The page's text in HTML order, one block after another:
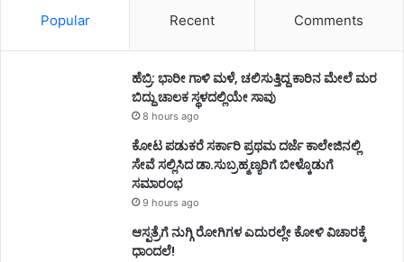
Popular Recent Comments
ಹೆಬ್ರಿ: ಭಾರೀ ಗಾಳಿ ಮಳೆ, ಚಲಿಸುತ್ತಿದ್ದ ಕಾರಿನ ಮೇಲೆ ಮರ
ಬಿದ್ದು ಚಾಲಕ ಸ್ಥಳದಲ್ಲಿಯೇ ಸಾವು
8 hours ago
ಕೋಟ ಪಡುಕರೆ ಸರ್ಕಾರಿ ಪ್ರಥಮ ದರ್ಜೆ ಕಾಲೇಜಿನಲ್ಲಿ
ಸೇವೆ ಸಲ್ಲಿಸಿದ ಡಾ.ಸುಬ್ರಹ್ಮಣ್ಯರಿಗೆ ಬೀಳ್ಕೊಡುಗೆ
ಸಮಾರಂಭ
9 hours ago
ಆಸ್ಪತ್ರೆಗೆ ನುಗ್ಗಿ ರೋಗಿಗಳ ಎದುರಲ್ಲೇ ಕೋಳಿ ವಿಚಾರಕ್ಕೆ
ಧಾಂದಲೆ!